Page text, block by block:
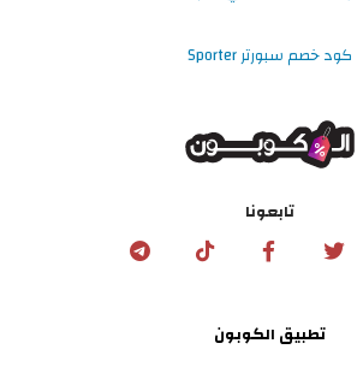
كود خصم سبورتر Sporter
تابعونا
تطبيق الكوبون